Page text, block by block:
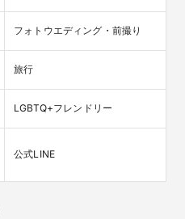
フォトウエディング・前撮り
旅行
LGBTQ+フレンドリー
公式LINE